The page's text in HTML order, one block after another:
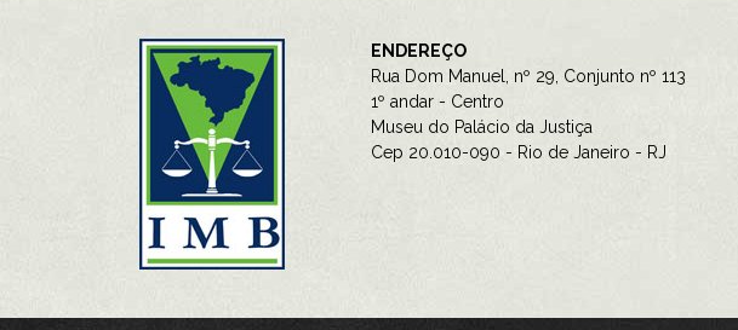
ENDEREÇO
Rua Dom Manuel, nº 29, Conjunto nº 113
1º andar - Centro
Museu do Palácio da Justiça
Cep 20.010-090 - Rio de Janeiro - RJ